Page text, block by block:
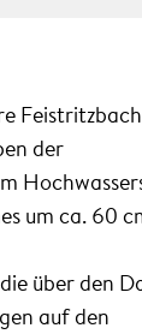
der
um ca. 60
über den
auf den